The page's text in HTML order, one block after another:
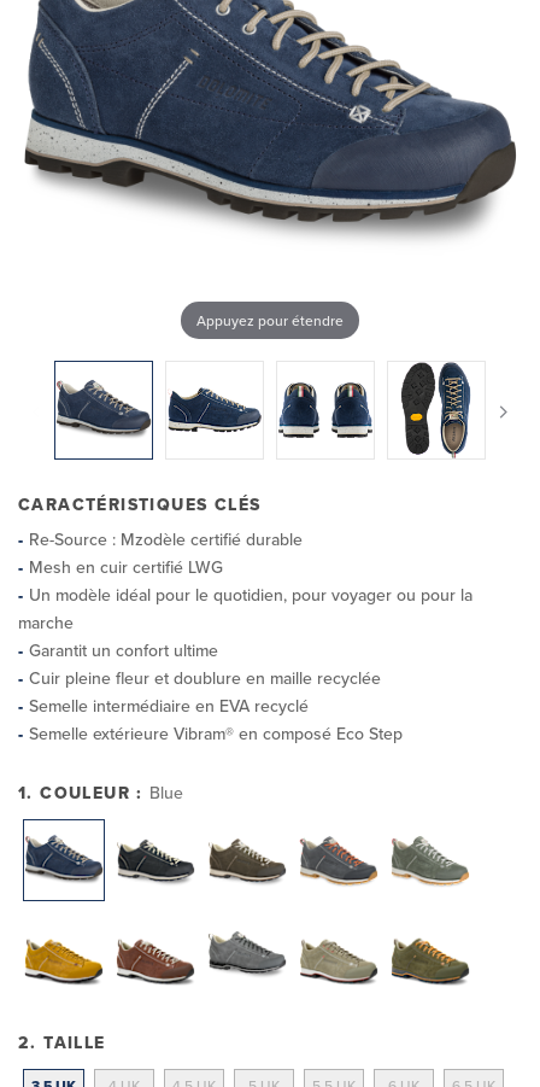
Appuyez pour étendre
CARACTÉRISTIQUES CLÉS
Re-Source : Mzodèle certifié durable
Mesh en cuir certifié LWG
Un modèle idéal pour le quotidien, pour voyager ou pour la
marche
Garantit un confort ultime
Cuir pleine fleur et doublure en maille recyclée
Semelle intermédiaire en EVA recyclé
Semelle extérieure Vibram® en composé Eco Step
1. COULEUR : Blue
2. TAILLE